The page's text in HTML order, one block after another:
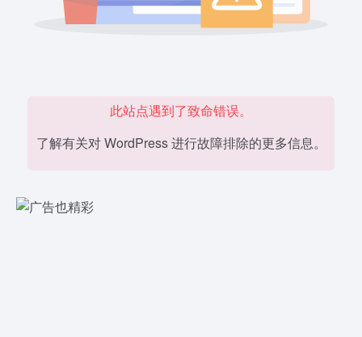
此站点遇到了致命错误。
了解有关对 WordPress 进行故障排除的更多信息。